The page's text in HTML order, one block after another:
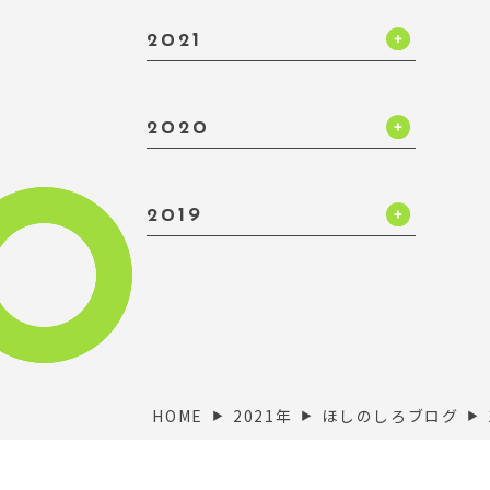
2021
2020
2019
HOME ▶︎ 2021年 ▶︎ ほしのしろブログ ▶︎